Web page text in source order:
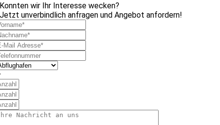
Konnten wir Ihr Interesse wecken?
Jetzt unverbindlich anfragen und Angebot anfordern!